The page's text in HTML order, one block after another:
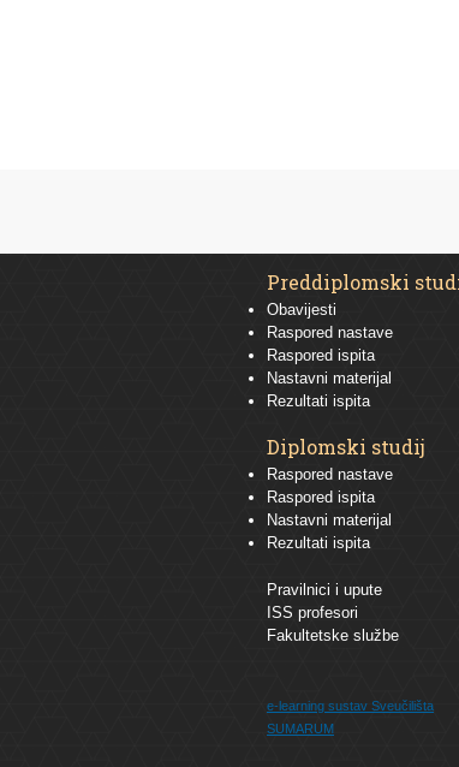
Preddiplomski
Obavijesti
Raspored nastave
Raspored ispita
Nastavni materijal
Rezultati ispita
Diplomski studij
Raspored nastave
Raspored ispita
Nastavni materijal
Rezultati ispita
Pravilnici i upute
ISS profesori
Fakultetske službe
e-learning sustav Sveučilišta
SUMARUM